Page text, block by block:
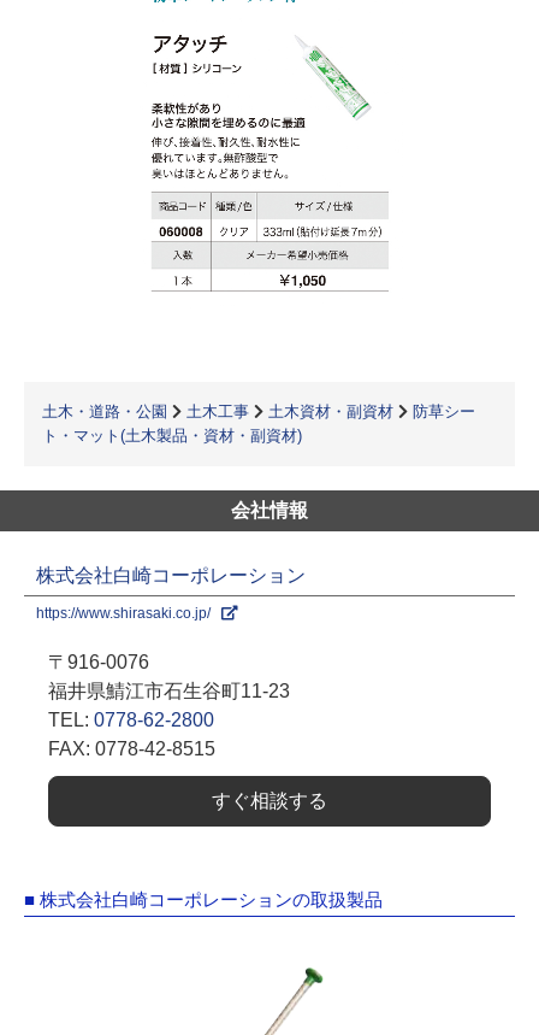
土木・道路・公園 土木工事 土木資材・副資材
防草シー
ト・マット(土木製品・資材・副資材)
会社情報
株式会社白崎コーポレーション
https://www.shirasaki.co.jp/
〒916-0076
福井県鯖江市石生谷町11-23
TEL: 0778-62-2800
FAX: 0778-42-8515
すぐ相談する
■ 株式会社白崎コーポレーションの取扱製品